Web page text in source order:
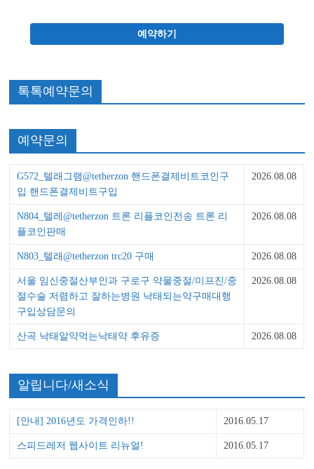
예약하기
톡톡예약문의
예약문의
G572_텔래그램@tetherzon 핸드폰결제비트코인구
입 핸드폰결제비트구입
2026.08.08
N804_텔레@tetherzon 트론 리플코인전송 트론 리
플코인판매
2026.08.08
N803_텔래@tetherzon trc20 구매 2026.08.08
서울 임신중절산부인과 구로구 약물중절/미프진/중
절수술 저렴하고 잘하는병원 낙태되는약구매대행
구입상담문의
2026.08.08
산곡 낙태알약먹는낙­태약 후유증 2026.08.08
알립니다/새소식
[안내] 2016년도 가격인하!! 2016.05.17
스피드레저 웹사이트 리뉴얼! 2016.05.17